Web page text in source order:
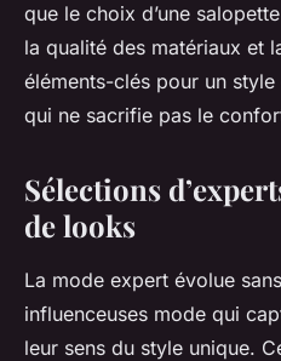
que le choix d’une
la qualité des matériaux et
éléments-clés pour un
qui ne sacrifie pas le
Sélections
de looks
La mode expert évolue
influenceuses mode qui
leur sens du style unique.